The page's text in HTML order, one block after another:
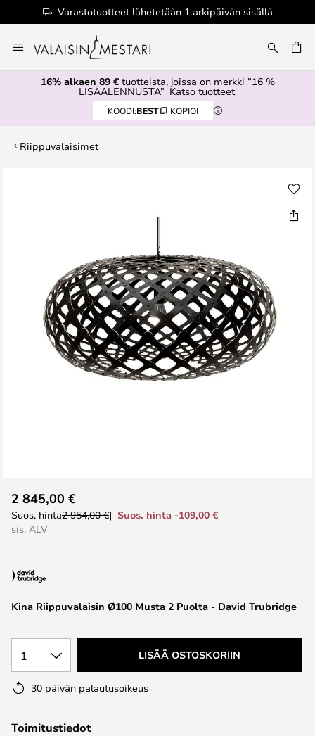
Varastotuotteet lähetetään 1 arkipäivän sisällä
to
Content
16% alkaen 89 €tuotteista, joissa on merkki ”16 %
LISÄALENNUSTA” Katso tuotteet
KOODI:BEST KOPIOI
Riippuvalaisimet
to
the
the
gallery
Kina Riippuvalaisin Ø100 Musta 2 Puolta - David Trubridge
2 845,00 €
Suos. hinta2 954,00 €
Suos. hinta -109,00 €
sis. ALV
1 LISÄÄ OSTOSKORIIN
30 päivän palautusoikeus
Toimitustiedot